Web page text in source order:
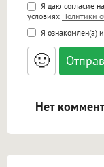
Поддержка
<b>,
<small>,
адреса URL
ссылками, и
Я даю согласие
условиях Политики
Я ознакомлен(а) и
🙂
Нет